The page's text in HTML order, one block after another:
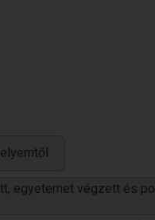
egyetemet végzett és